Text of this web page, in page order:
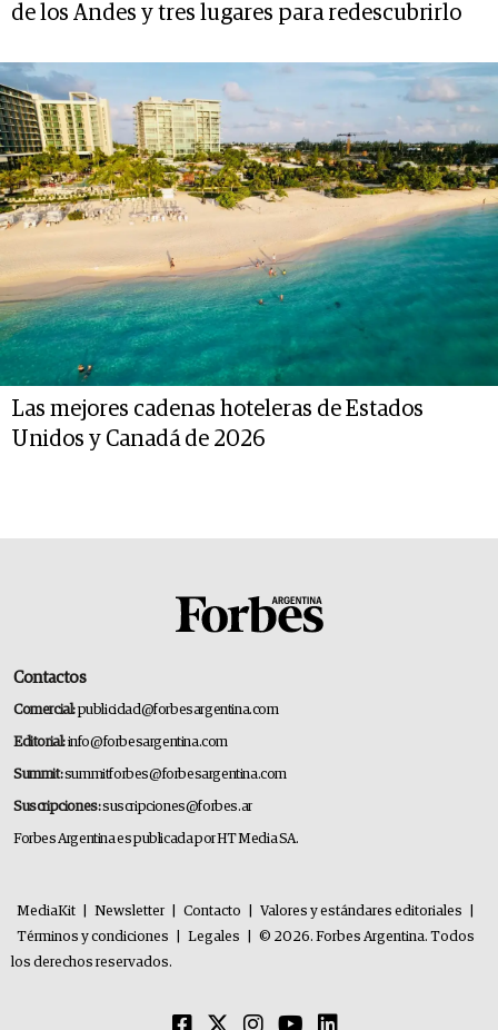
de los Andes y tres lugares para redescubrirlo
Las mejores cadenas hoteleras de Estados
Unidos y Canadá de 2026
Contactos
Comercial:publicidad@forbesargentina.com
Editorial:info@forbesargentina.com
Summit:summitforbes@forbesargentina.com
Suscripciones:suscripciones@forbes.ar
Forbes Argentina es publicada por HT Media SA.
MediaKit Newsletter Contacto Valores y estándares editoriales
Términos y condiciones
Legales
© 2026. Forbes Argentina. Todos
los derechos reservados.